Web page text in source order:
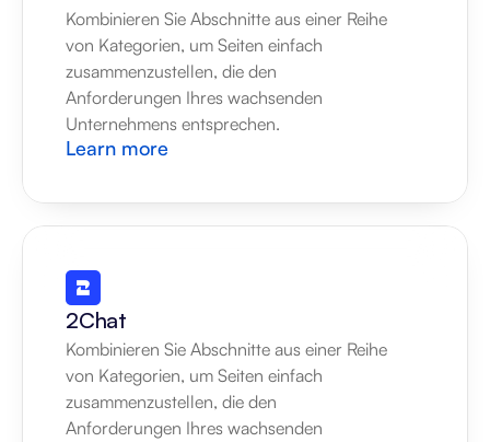
Kombinieren Sie Abschnitte aus einer Reihe
von Kategorien, um Seiten einfach
zusammenzustellen, die den
Anforderungen Ihres wachsenden
Unternehmens entsprechen.
Learn more
2Chat
Kombinieren Sie Abschnitte aus einer Reihe
von Kategorien, um Seiten einfach
zusammenzustellen, die den
Anforderungen Ihres wachsenden